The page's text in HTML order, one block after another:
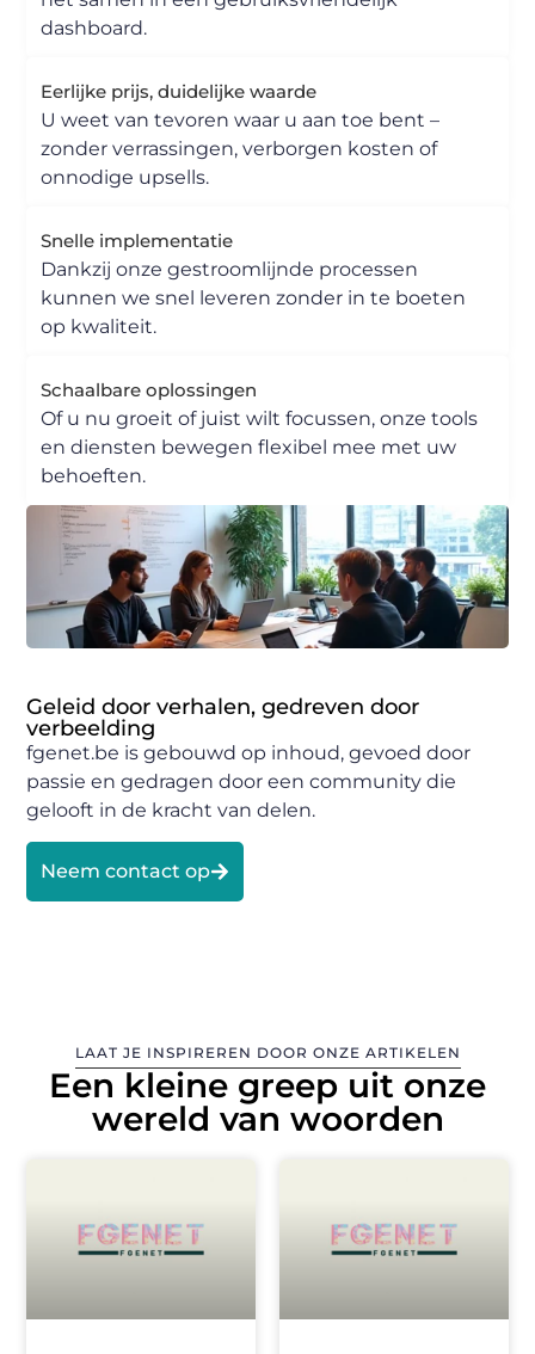
dashboard.
Eerlijke prijs, duidelijke waarde
U weet van tevoren waar u aan toe bent –
zonder verrassingen, verborgen kosten of
onnodige upsells.
Snelle implementatie
Dankzij onze gestroomlijnde processen
kunnen we snel leveren zonder in te boeten
op kwaliteit.
Schaalbare oplossingen
Of u nu groeit of juist wilt focussen, onze tools
en diensten bewegen flexibel mee met uw
behoeften.
Geleid door verhalen, gedreven door
verbeelding
fgenet.be is gebouwd op inhoud, gevoed door
passie en gedragen door een community die
gelooft in de kracht van delen.
Neem contact op
LAAT JE INSPIREREN DOOR ONZE ARTIKELEN
Een kleine greep uit onze
wereld van woorden